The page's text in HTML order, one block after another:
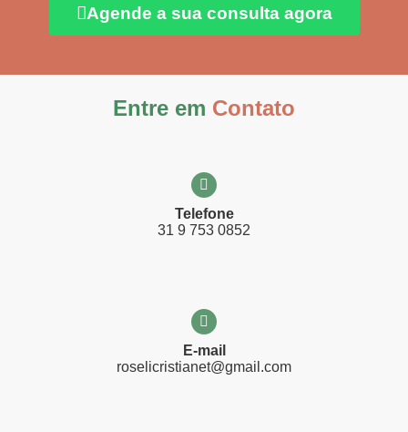
Agende a sua consulta agora
Entre em Contato
Telefone
31 9 753 0852
E-mail
roselicristianet@gmail.com